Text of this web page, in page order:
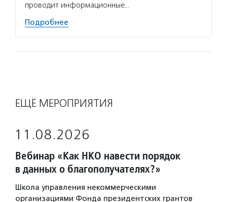
проводит информационные…
Подробнее
ЕЩЁ МЕРОПРИЯТИЯ
11.08.2026
Вебинар «Как НКО навести порядок
в данных о благополучателях?»
Школа управления некоммерческими
организациями Фонда президентских грантов